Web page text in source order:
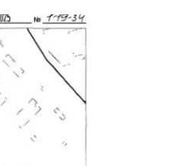
– другая компания»
О потенциале «серого пояса»,
технологиях и корпоративной
культуре рассказывает
гендиректор STAVNI Александр
Свинолобов